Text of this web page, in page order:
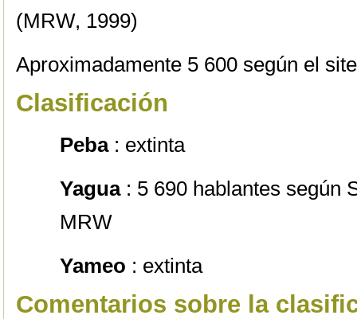
(MRW, 1999)
Aproximadamente 5 600 según el
Clasificación
Peba: extinta
Yagua: 5 690 hablantes según
MRW
Yameo : extinta
Comentarios sobre la